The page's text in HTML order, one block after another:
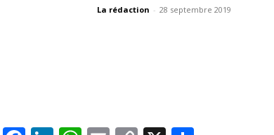
La rédaction - 28 septembre 2019